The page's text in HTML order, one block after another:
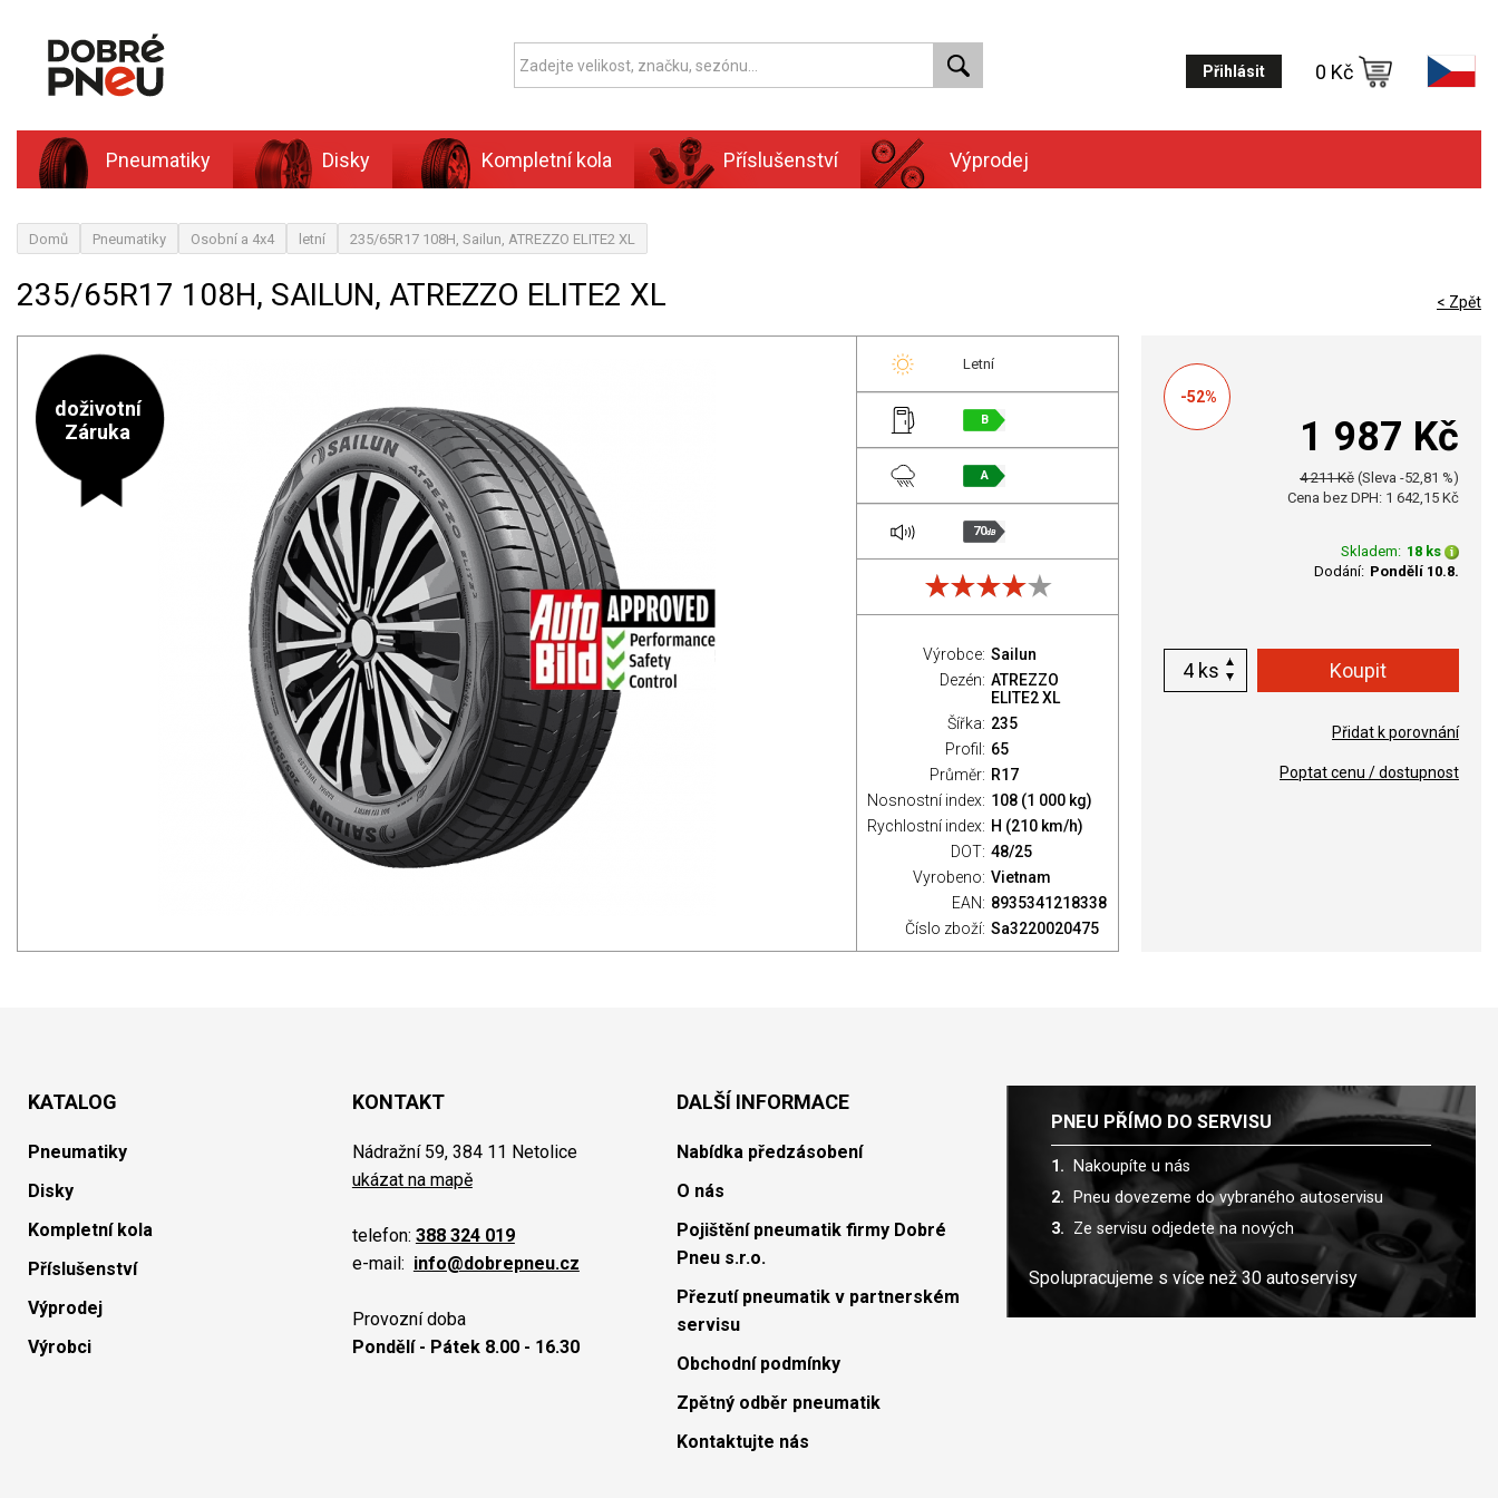
Přihlásit 0 Kč
Pneumatiky Disky Kompletní kola Příslušenství Výprodej
Domů Pneumatiky Osobní a 4x4 letní 235/65R17 108H, Sailun, ATREZZO ELITE2 XL
235/65R17 108H, SAILUN, ATREZZO ELITE2 XL < Zpět
doživotní
Záruka
Letní
B
A
70dB
Výrobce: Sailun
Dezén: ATREZZO
ELITE2 XL
Šířka: 235
Profil: 65
Průměr: R17
Nosnostní index: 108 (1 000 kg)
Rychlostní index: H (210 km/h)
DOT: 48/25
Vyrobeno: Vietnam
EAN: 8935341218338
Číslo zboží: Sa3220020475
-52%
1 987 Kč
4 211 Kč (Sleva -52,81 %)
Cena bez DPH: 1 642,15 Kč
Skladem: 18 ks
Dodání: Pondělí 10.8.
ks
Přidat k porovnání
Poptat cenu / dostupnost
KATALOG
Pneumatiky
Disky
Kompletní kola
Příslušenství
Výprodej
Výrobci
KONTAKT
Nádražní 59, 384 11 Netolice
ukázat na mapě
telefon: 388 324 019
e-mail: info@dobrepneu.cz
Provozní doba
Pondělí - Pátek 8.00 - 16.30
DALŠÍ INFORMACE
Nabídka předzásobení
O nás
Pojištění pneumatik firmy Dobré
Pneu s.r.o.
Přezutí pneumatik v partnerském
servisu
Obchodní podmínky
Zpětný odběr pneumatik
Kontaktujte nás
PNEU PŘÍMO DO SERVISU
Nakoupíte u nás
Pneu dovezeme do vybraného autoservisu
Ze servisu odjedete na nových
Spolupracujeme s více než 30 autoservisy